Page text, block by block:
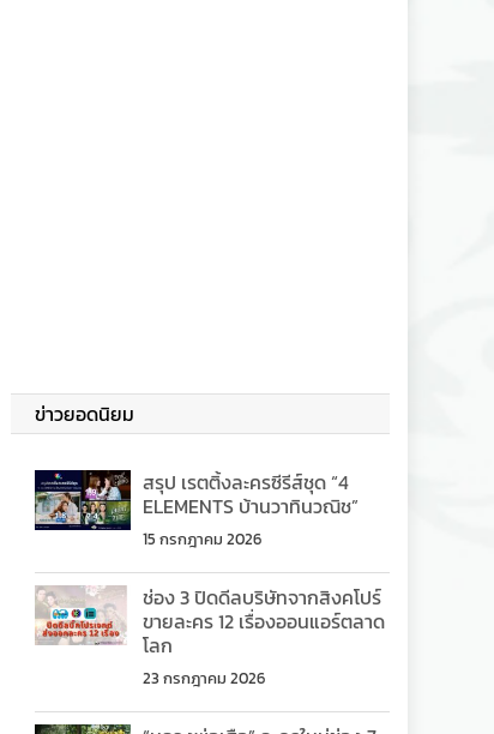
ข่าวยอดนิยม
สรุป เรตติ้งละครซีรีส์ชุด “4
ELEMENTS บ้านวาทินวณิช”
15 กรกฎาคม 2026
ช่อง 3 ปิดดีลบริษัทจากสิงคโปร์
ขายละคร 12 เรื่องออนแอร์ตลาด
โลก
23 กรกฎาคม 2026